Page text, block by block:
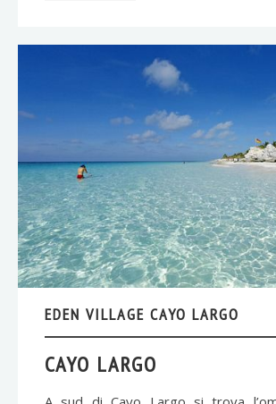
EDEN VILLAGE CAYO LARGO
CAYO LARGO